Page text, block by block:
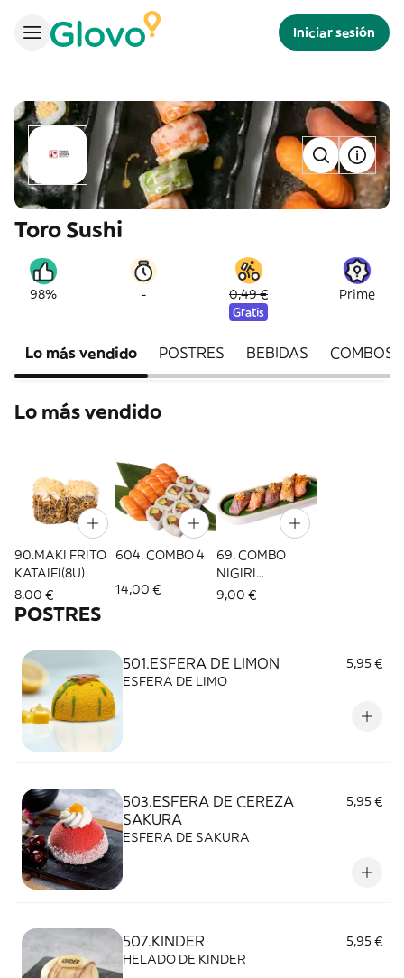
Iniciar sesión
Toro Sushi
98% - 0,49 €
Gratis
Prime
Lo más vendido POSTRES BEBIDAS COMBOS
Lo más vendido
90.MAKI FRITO
KATAIFI(8U)
8,00 €
604. COMBO 4
14,00 €
69. COMBO
NIGIRI
FLAMEADO (5U)
9,00 €
POSTRES
501.ESFERA DE LIMON
5,95 €
ESFERA DE LIMO
503.ESFERA DE CEREZA
SAKURA
5,95 €
ESFERA DE SAKURA
507.KINDER
5,95 €
HELADO DE KINDER